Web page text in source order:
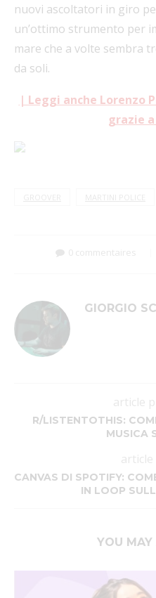
nuovi ascoltatori in giro
un’ottimo strumento per
mare che a volte sembra
da soli.
| Leggi anche Lorenzo
grazie
MARTINI POLICE
0 commentaires
GIORGIO
article
R/LISTENTOTHIS:
MUSICA
CANVAS DI SPOTIFY:
IN LOOP
YOU